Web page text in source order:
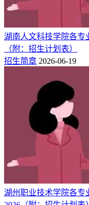
吉林师范大学博达学
吉林师范大学博达学
院
吉林师范大学博达学
吉林师范大学博达学
2、历史组
吉林师范大
生人数共计40人，其
视摄影与制作2人。
院校
湖南人文科技学院各专
（附：招生计划表）
招生简章 2026-06-19
湖州职业技术学院各专